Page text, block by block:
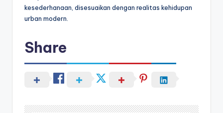
kesederhanaan, disesuaikan dengan realitas kehidupan
urban modern.
Share